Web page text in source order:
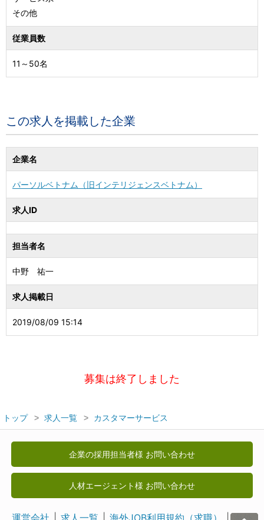
その他
従業員数
11～50名
この求人を掲載した企業
企業名
パーソルベトナム（旧インテリジェンスベトナム）
求人ID
担当者名
中野 祐一
求人掲載日
2019/08/09 15:14
募集は終了しました
トップ 求人一覧 カスタマーサービス
企業の採用担当者様 お問い合わせ
人材エージェント様 お問い合わせ
運営会社 求人一覧 海外JOB利用規約（求職） 海外